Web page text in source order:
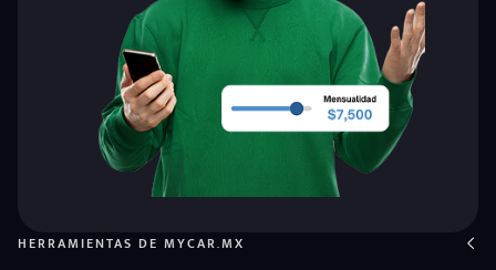
HERRAMIENTAS DE MYCAR.MX